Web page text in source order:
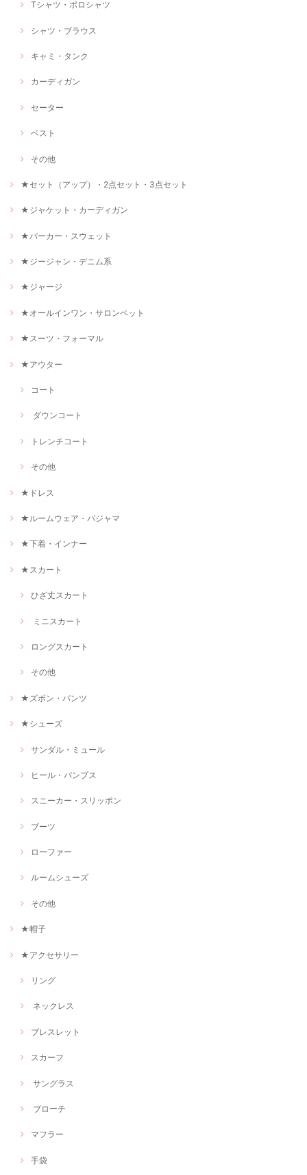
Tシャツ・ポロシャツ
シャツ・ブラウス
キャミ・タンク
カーディガン
セーター
ベスト
その他
★セット（アップ）・2点セット・3点セット
★ジャケット・カーディガン
★パーカー・スウェット
★ジージャン・デニム系
★ジャージ
★オールインワン・サロンペット
★スーツ・フォーマル
★アウター
コート
ダウンコート
トレンチコート
その他
★ドレス
★ルームウェア・パジャマ
★下着・インナー
★スカート
ひざ丈スカート
ミニスカート
ロングスカート
その他
★ズボン・パンツ
★シューズ
サンダル・ミュール
ヒール・パンプス
スニーカー・スリッポン
ブーツ
ローファー
ルームシューズ
その他
★帽子
★アクセサリー
リング
ネックレス
ブレスレット
スカーフ
サングラス
ブローチ
マフラー
手袋